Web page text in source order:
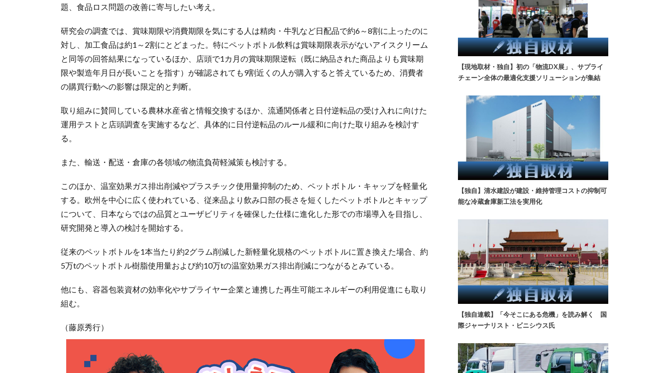
題、食品ロス問題の改善に寄与したい考え。
研究会の調査では、賞味期限や消費期限を気にする人は精肉・牛乳など日配品で約6～8割に上ったのに
対し、加工食品は約1～2割にとどまった。特にペットボトル飲料は賞味期限表示がないアイスクリーム
と同等の回答結果になっているほか、店頭で1カ月の賞味期限逆転（既に納品された商品よりも賞味期
限や製造年月日が長いことを指す）が確認されても9割近くの人が購入すると答えているため、消費者
の購買行動への影響は限定的と判断。
取り組みに賛同している農林水産省と情報交換するほか、流通関係者と日付逆転品の受け入れに向けた
運用テストと店頭調査を実施するなど、具体的に日付逆転品のルール緩和に向けた取り組みを検討す
る。
また、輸送・配送・倉庫の各領域の物流負荷軽減策も検討する。
このほか、温室効果ガス排出削減やプラスチック使用量抑制のため、ペットボトル・キャップを軽量化
する。欧州を中心に広く使われている、従来品より飲み口部の長さを短くしたペットボトルとキャップ
について、日本ならではの品質とユーザビリティを確保した仕様に進化した形での市場導入を目指し、
研究開発と導入の検討を開始する。
従来のペットボトルを1本当たり約2グラム削減した新軽量化規格のペットボトルに置き換えた場合、約
5万tのペットボトル樹脂使用量および約10万tの温室効果ガス排出削減につながるとみている。
他にも、容器包装資材の効率化やサプライヤー企業と連携した再生可能エネルギーの利用促進にも取り
組む。
（藤原秀行）
【現地取材・独自】初の「物流DX展」、サプライ
チェーン全体の最適化支援ソリューションが集結
【独自】清水建設が建設・維持管理コストの抑制可
能な冷蔵倉庫新工法を実用化
【独自連載】「今そこにある危機」を読み解く 国
際ジャーナリスト・ビニシウス氏